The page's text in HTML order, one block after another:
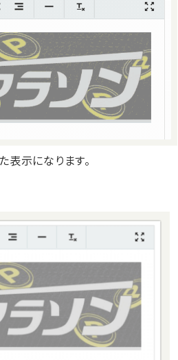
示になります。